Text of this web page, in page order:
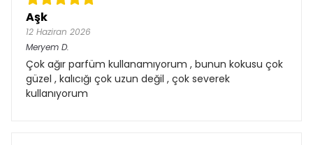
Aşk
12 Haziran 2026
Meryem D.
Çok ağır parfüm kullanamıyorum , bunun kokusu çok
güzel , kalıcığı çok uzun değil , çok severek
kullanıyorum